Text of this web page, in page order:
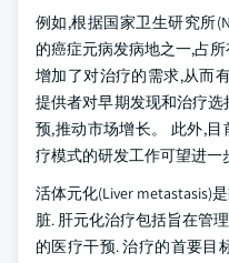
例如,根据国家卫生研究所
的癌症元病发病地之一,占
增加了对治疗的需求,从而
提供者对早期发现和治疗
预,推动市场增长。 此外,
疗模式的研发工作可望进一
活体元化(Liver metastasis)
脏. 肝元化治疗包括旨在管
的医疗干预. 治疗的首要目